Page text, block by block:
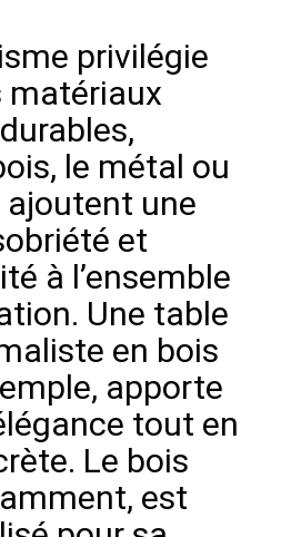
privilégie
matériaux
le métal ou
ajoutent une
et
à l’ensemble
Une table
en bois
apporte
tout en
Le bois
est